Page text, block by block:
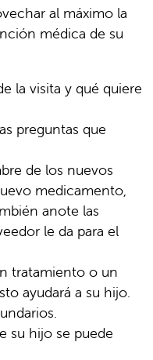
al máximo la
médica de su
la visita y qué quiere
preguntas que
de los nuevos
medicamento,
anote las
le da para el
tratamiento o un
ayudará a su hijo.
su hijo se puede